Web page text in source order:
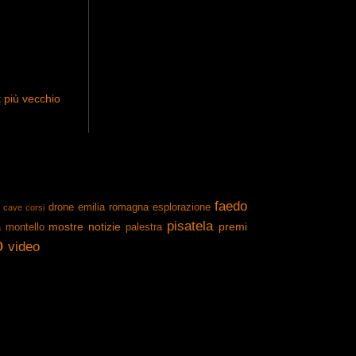
più vecchio
cave corsi drone emilia romagna esplorazione faedo
montello mostre notizie palestra pisatela premi
video